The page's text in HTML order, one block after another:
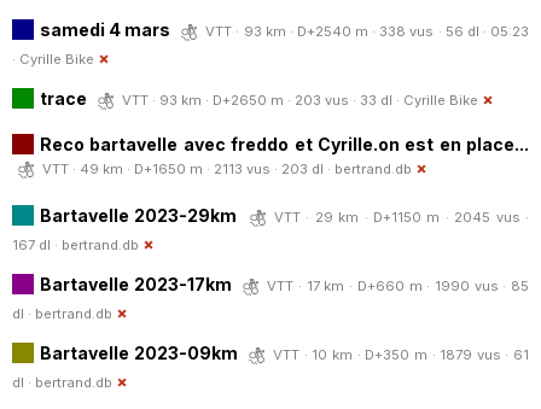
samedi 4 mars
VTT · 93 km · D+2540 m · 338 vus · 56 dl · 05:23
· Cyrille Bike
trace VTT · 93 km · D+2650 m · 203 vus · 33 dl · Cyrille Bike
Reco bartavelle avec freddo et Cyrille.on est en place...
VTT · 49 km · D+1650 m · 2113 vus · 203 dl · bertrand.db
Bartavelle 2023-29km
VTT · 29 km · D+1150 m · 2045 vus ·
167 dl · bertrand.db
Bartavelle 2023-17km
VTT · 17 km · D+660 m · 1990 vus · 85
dl · bertrand.db
Bartavelle 2023-09km
VTT · 10 km · D+350 m · 1879 vus · 61
dl · bertrand.db